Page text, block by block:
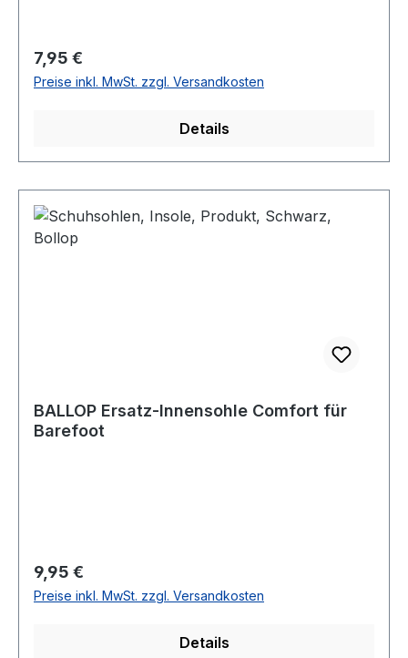
Regulärer Preis:
7,95 €
Preise inkl. MwSt. zzgl. Versandkosten
Details
BALLOP Ersatz-Innensohle Comfort für
Barefoot
Regulärer Preis:
9,95 €
Preise inkl. MwSt. zzgl. Versandkosten
Details